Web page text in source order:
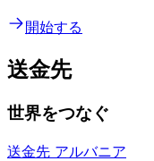
開始する
送金先
世界をつなぐ
送金先 アルバニア